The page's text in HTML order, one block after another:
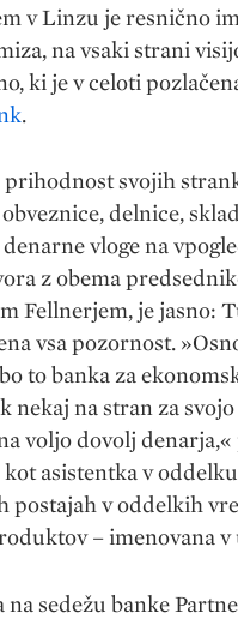
v Linzu je resnično
na vsaki strani
ki je v celoti
.
svojih
delnice,
vloge na
z obema
Fellnerjem, je jasno:
vsa pozornost.
to banka za
nekaj na stran za
voljo dovolj
asistentka v
postajah v oddelkih
– imenovana v
sedežu banke